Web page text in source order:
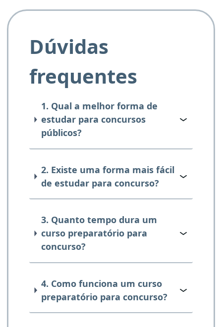
Dúvidas
frequentes
1. Qual a melhor forma de
estudar para concursos
públicos?
2. Existe uma forma mais fácil
de estudar para concurso?
3. Quanto tempo dura um
curso preparatório para
concurso?
4. Como funciona um curso
preparatório para concurso?